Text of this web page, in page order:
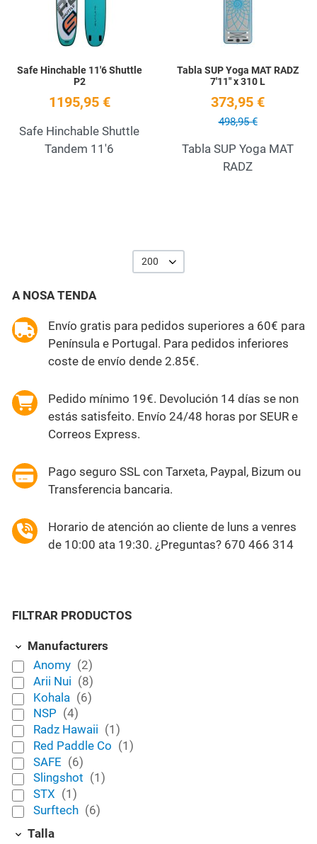
Safe Hinchable 11'6 Shuttle
P2
1195,95 €
Safe Hinchable Shuttle
Tandem 11'6
Tabla SUP Yoga MAT RADZ
7'11" x 310 L
373,95 €
498,95 €
Tabla SUP Yoga MAT
RADZ
200
A NOSA TENDA
Envío gratis para pedidos superiores a 60€ para
Península e Portugal. Para pedidos inferiores
coste de envío dende 2.85€.
Pedido mínimo 19€. Devolución 14 días se non
estás satisfeito. Envío 24/48 horas por SEUR e
Correos Express.
Pago seguro SSL con Tarxeta, Paypal, Bizum ou
Transferencia bancaria.
Horario de atención ao cliente de luns a venres
de 10:00 ata 19:30. ¿Preguntas? 670 466 314
FILTRAR PRODUCTOS
Manufacturers
Anomy (2)
Arii Nui (8)
Kohala (6)
NSP (4)
Radz Hawaii (1)
Red Paddle Co (1)
SAFE (6)
Slingshot (1)
STX (1)
Surftech (6)
Talla